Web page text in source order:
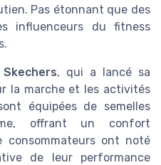
Pas étonnant que des
influenceurs du fitness
Skechers, qui a lancé sa
la marche et les activités
équipées de semelles
offrant un confort
consommateurs ont noté
de leur performance